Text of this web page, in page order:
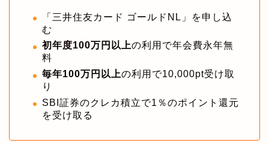
「三井住友カード ゴールドNL」を申し込
む
初年度100万円以上の利用で年会費永年無
料
毎年100万円以上の利用で10,000pt受け取
り
SBI証券のクレカ積立で1％のポイント還元
を受け取る